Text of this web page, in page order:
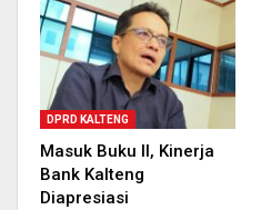
DPRD KALTENG
Masuk Buku II, Kinerja
Bank Kalteng
Diapresiasi